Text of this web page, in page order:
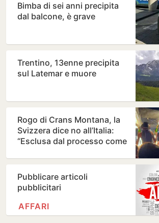
Bimba di sei anni precipita
dal balcone, è grave
Trentino, 13enne precipita
sul Latemar e muore
Rogo di Crans Montana, la
Svizzera dice no all’Italia:
“Esclusa dal processo come
Pubblicare articoli
pubblicitari
AFFARI